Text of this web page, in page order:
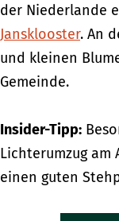
der Niederlande
Jansklooster. An
und kleinen
Gemeinde.
Insider-Tipp:
Lichterumzug am
einen guten